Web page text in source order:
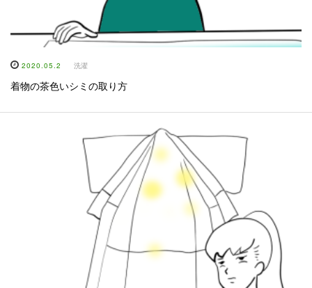
2020.05.2 洗濯
着物の茶色いシミの取り方